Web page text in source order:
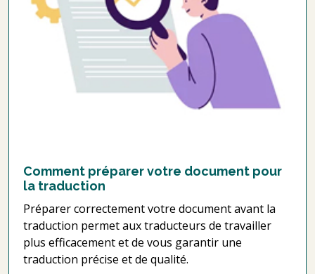
Comment préparer votre document pour
la traduction
Préparer correctement votre document avant la
traduction permet aux traducteurs de travailler
plus efficacement et de vous garantir une
traduction précise et de qualité.